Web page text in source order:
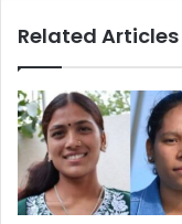
Related Articles